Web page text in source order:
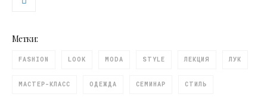
Метки:
FASHION LOOK MODA STYLE ЛЕКЦИЯ ЛУК
МАСТЕР-КЛАСС ОДЕЖДА СЕМИНАР СТИЛЬ